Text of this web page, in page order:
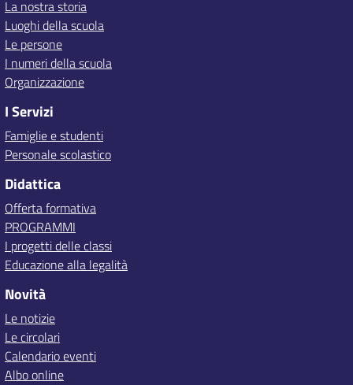
La nostra storia
Luoghi della scuola
Le persone
I numeri della scuola
Organizzazione
I Servizi
Famiglie e studenti
Personale scolastico
Didattica
Offerta formativa
PROGRAMMI
I progetti delle classi
Educazione alla legalità
Novità
Le notizie
Le circolari
Calendario eventi
Albo online